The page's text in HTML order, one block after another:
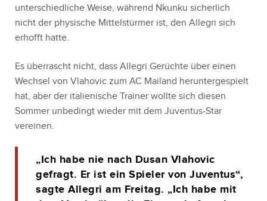
unterschiedliche Weise, während Nkunku sicherlich
nicht der physische Mittelstürmer ist, den Allegri sich
erhofft hatte.
Es überrascht nicht, dass Allegri Gerüchte über einen
Wechsel von Vlahovic zum AC Mailand heruntergespielt
hat, aber der italienische Trainer wollte sich diesen
Sommer unbedingt wieder mit dem Juventus-Star
vereinen.
„Ich habe nie nach Dusan Vlahovic
gefragt. Er ist ein Spieler von Juventus“,
sagte Allegri am Freitag. „Ich habe mit